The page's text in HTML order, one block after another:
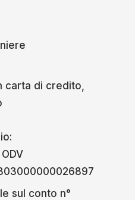
carta di credito,
sul conto n°